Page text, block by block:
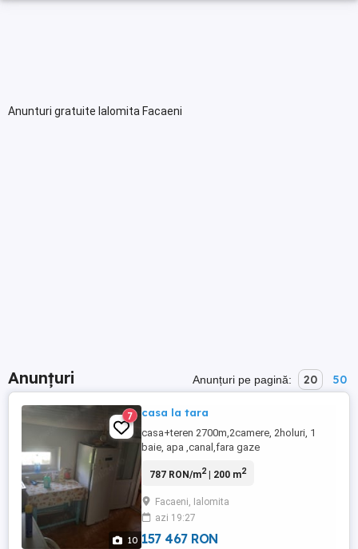
Anunturi gratuite Ialomita Facaeni
Anunțuri Anunțuri pe pagină: 20 50
10
7 casa la tara
casa+teren 2700m,2camere, 2holuri, 1
baie, apa ,canal,fara gaze
787 RON/m2| 200 m2
Facaeni, Ialomita
azi 19:27
157 467 RON